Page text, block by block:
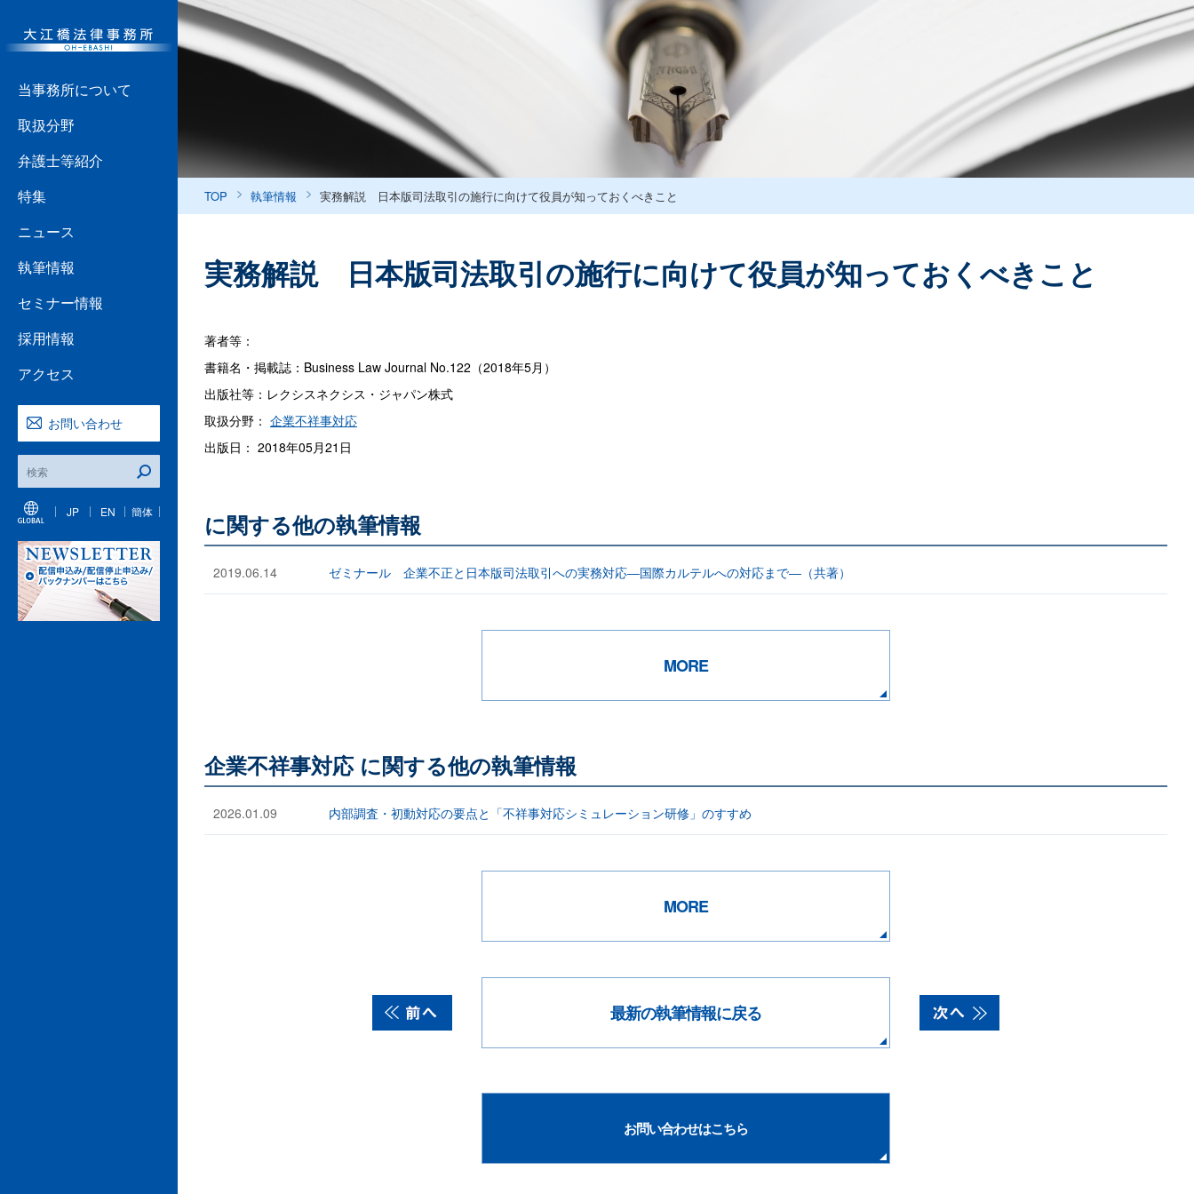
当事務所について
取扱分野
弁護士等紹介
特集
ニュース
執筆情報
セミナー情報
採用情報
アクセス
お問い合わせ
JP EN 簡体
TOP 執筆情報 実務解説 日本版司法取引の施行に向けて役員が知っておくべきこと
実務解説 日本版司法取引の施行に向けて役員が知っておくべきこと
著者等：
書籍名・掲載誌：Business Law Journal No.122（2018年5月）
出版社等：レクシスネクシス・ジャパン株式
取扱分野： 企業不祥事対応
出版日： 2018年05月21日
に関する他の執筆情報
2019.06.14 ゼミナール 企業不正と日本版司法取引への実務対応―国際カルテルへの対応まで―（共著）
MORE
企業不祥事対応 に関する他の執筆情報
2026.01.09 内部調査・初動対応の要点と「不祥事対応シミュレーション研修」のすすめ
MORE
最新の執筆情報に戻る
お問い合わせはこちら